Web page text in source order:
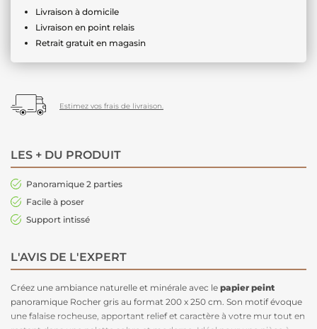
Livraison à domicile
Livraison en point relais
Retrait gratuit en magasin
Estimez vos frais de livraison.
LES + DU PRODUIT
Panoramique 2 parties
Facile à poser
Support intissé
L'AVIS DE L'EXPERT
Créez une ambiance naturelle et minérale avec le papier peint
panoramique Rocher gris au format 200 x 250 cm. Son motif évoque
une falaise rocheuse, apportant relief et caractère à votre mur tout en